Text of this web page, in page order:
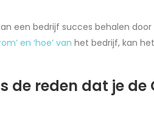
een bedrijf succes behalen
en ‘hoe’ van het bedrijf, kan
de reden dat je